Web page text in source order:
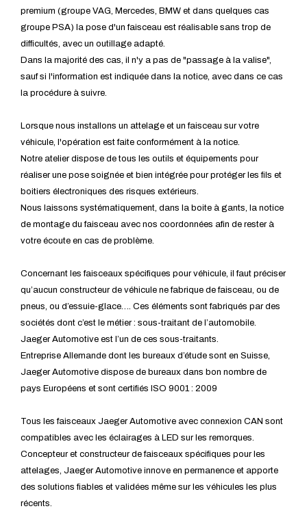
premium (groupe VAG, Mercedes, BMW et dans quelques cas
groupe PSA) la pose d'un faisceau est réalisable sans trop de
difficultés, avec un outillage adapté.
Dans la majorité des cas, il n'y a pas de "passage à la valise",
sauf si l'information est indiquée dans la notice, avec dans ce cas
la procédure à suivre.
Lorsque nous installons un attelage et un faisceau sur votre
véhicule, l'opération est faite conformément à la notice.
Notre atelier dispose de tous les outils et équipements pour
réaliser une pose soignée et bien intégrée pour protéger les fils et
boitiers électroniques des risques extérieurs.
Nous laissons systématiquement, dans la boite à gants, la notice
de montage du faisceau avec nos coordonnées afin de rester à
votre écoute en cas de problème.
Concernant les faisceaux spécifiques pour véhicule, il faut préciser
qu’aucun constructeur de véhicule ne fabrique de faisceau, ou de
pneus, ou d’essuie-glace…. Ces éléments sont fabriqués par des
sociétés dont c’est le métier : sous-traitant de l’automobile.
Jaeger Automotive est l’un de ces sous-traitants.
Entreprise Allemande dont les bureaux d’étude sont en Suisse,
Jaeger Automotive dispose de bureaux dans bon nombre de
pays Européens et sont certifiés ISO 9001 : 2009
Tous les faisceaux Jaeger Automotive avec connexion CAN sont
compatibles avec les éclairages à LED sur les remorques.
Concepteur et constructeur de faisceaux spécifiques pour les
attelages, Jaeger Automotive innove en permanence et apporte
des solutions fiables et validées même sur les véhicules les plus
récents.